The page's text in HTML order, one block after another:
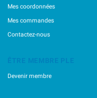
Mes coordonnées
Mes commandes
Contactez-nous
ÊTRE MEMBRE PLE
Devenir membre